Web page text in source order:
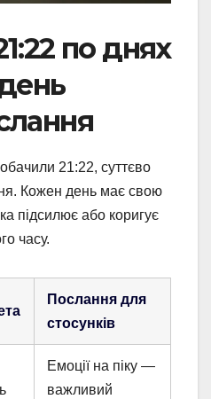
по днях
21:22, суттєво
Кожен день має свою
підсилює або коригує
часу.
Послання для
стосунків
Емоції на піку —
важливий